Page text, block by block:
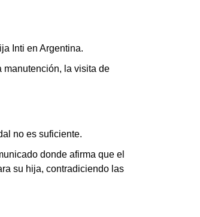
Inti en Argentina.
manutención, la visita de
no es suficiente.
donde afirma que el
su hija, contradiciendo las